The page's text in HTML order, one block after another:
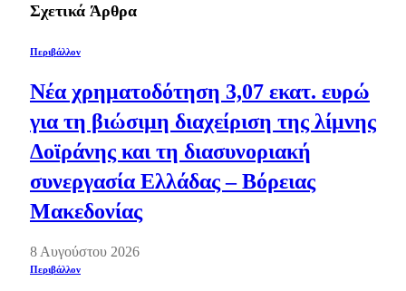
Σχετικά Άρθρα
Περιβάλλον
Νέα χρηματοδότηση 3,07 εκατ. ευρώ
για τη βιώσιμη διαχείριση της λίμνης
Δοϊράνης και τη διασυνοριακή
συνεργασία Ελλάδας – Βόρειας
Μακεδονίας
8 Αυγούστου 2026
Περιβάλλον